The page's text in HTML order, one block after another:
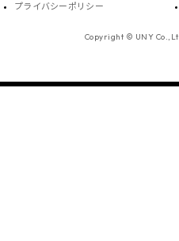
プライバシーポリシー
Copyright © UNY